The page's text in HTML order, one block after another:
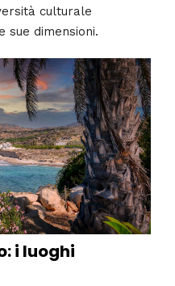
culturale
dimensioni.
i luoghi